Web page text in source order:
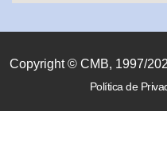
Copyright © CMB, 1997/
Política de